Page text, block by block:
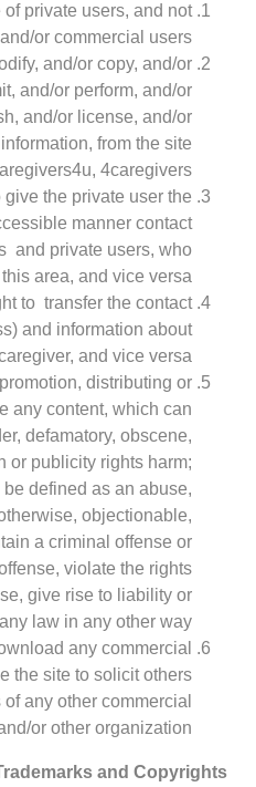
private users, and not
or commercial users.
and/or copy, and/or
and/or perform, and/or
and/or license, and/or
from the site
4caregivers.
the private user the
manner contact
and private users, who
area, and vice versa.
to transfer the contact
and information about
and vice versa.
distributing or
any content, which can
defamatory, obscene,
or publicity rights harm;
defined as an abuse,
objectionable,
a criminal offense or
violate the rights
give rise to liability or
law in any other way.
any commercial
the site to solicit others
any other commercial
or other organization.
and Copyrights